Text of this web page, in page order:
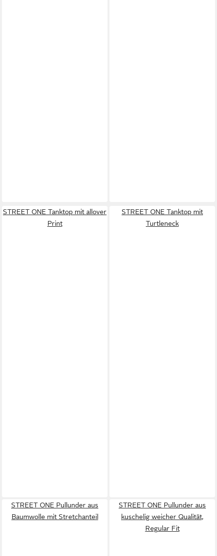
STREET ONE Tanktop mit allover
Print
STREET ONE Tanktop mit
Turtleneck
STREET ONE Pullunder aus
Baumwolle mit Stretchanteil
STREET ONE Pullunder aus
kuschelig weicher Qualität,
Regular Fit